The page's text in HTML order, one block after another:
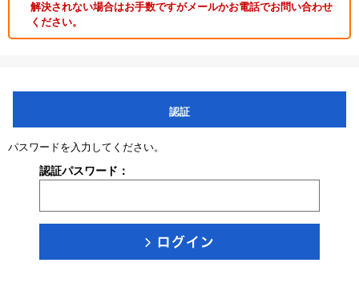
解決されない場合はお手数ですがメールかお電話でお問い合わせ
ください。
認証
パスワードを入力してください。
認証パスワード：